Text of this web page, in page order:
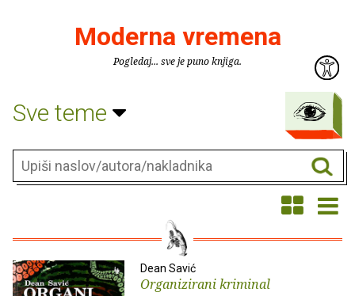
Moderna vremena
Pogledaj... sve je puno knjiga.
Sve teme
Dean Savić
Organizirani kriminal